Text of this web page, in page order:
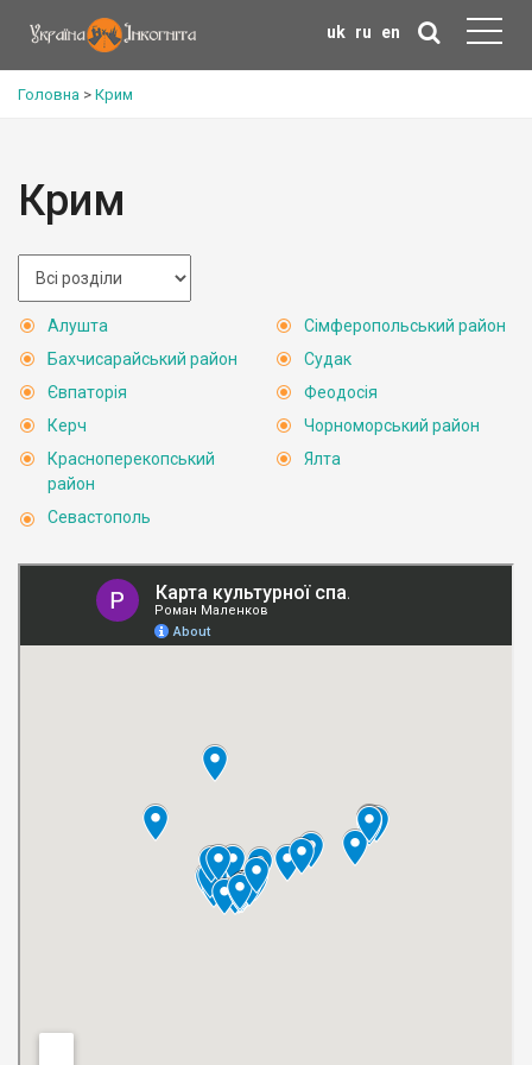
uk ru en
Головна > Крим
Крим
Алушта
Бахчисарайський район
Євпаторія
Керч
Красноперекопський
район
Севастополь
Сімферопольський район
Судак
Феодосія
Чорноморський район
Ялта